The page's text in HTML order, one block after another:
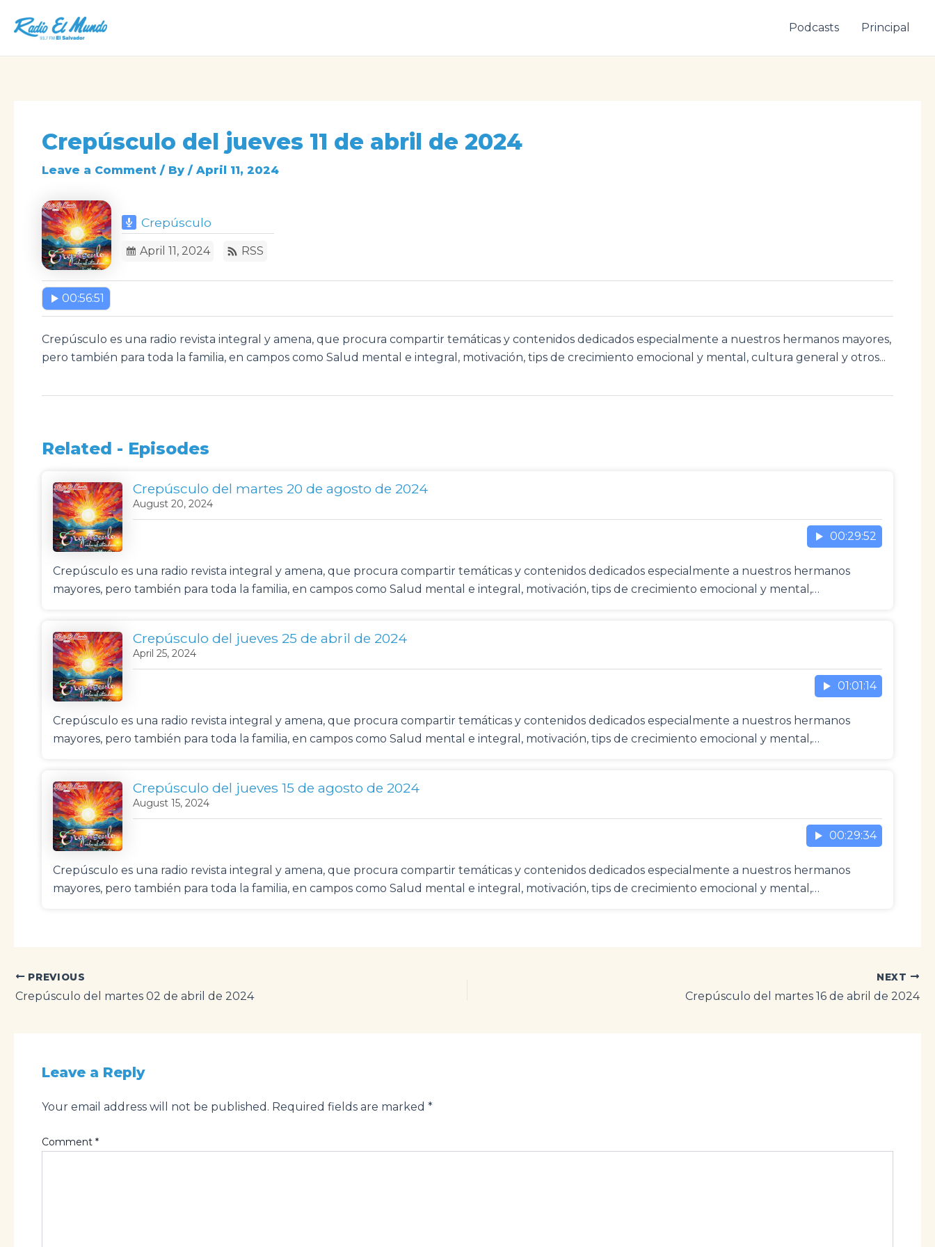
content
Podcasts Principal
Crepúsculo del jueves 11 de abril de 2024
Leave a Comment / By / April 11, 2024
Crepúsculo
April 11, 2024 RSS
00:56:51
Crepúsculo es una radio revista integral y amena, que procura compartir temáticas y contenidos dedicados especialmente a nuestros hermanos mayores,
pero también para toda la familia, en campos como Salud mental e integral, motivación, tips de crecimiento emocional y mental, cultura general y otros...
Related - Episodes
Crepúsculo del martes 20 de agosto de 2024
August 20, 2024
00:29:52
Crepúsculo es una radio revista integral y amena, que procura compartir temáticas y contenidos dedicados especialmente a nuestros hermanos
mayores, pero también para toda la familia, en campos como Salud mental e integral, motivación, tips de crecimiento emocional y mental,…
Crepúsculo del jueves 25 de abril de 2024
April 25, 2024
01:01:14
Crepúsculo es una radio revista integral y amena, que procura compartir temáticas y contenidos dedicados especialmente a nuestros hermanos
mayores, pero también para toda la familia, en campos como Salud mental e integral, motivación, tips de crecimiento emocional y mental,…
Crepúsculo del jueves 15 de agosto de 2024
August 15, 2024
00:29:34
Crepúsculo es una radio revista integral y amena, que procura compartir temáticas y contenidos dedicados especialmente a nuestros hermanos
mayores, pero también para toda la familia, en campos como Salud mental e integral, motivación, tips de crecimiento emocional y mental,…
Post
navigation
PREVIOUS
Crepúsculo del martes 02 de abril de 2024
NEXT
Crepúsculo del martes 16 de abril de 2024
Leave a Reply
Your email address will not be published. Required fields are marked *
Comment *